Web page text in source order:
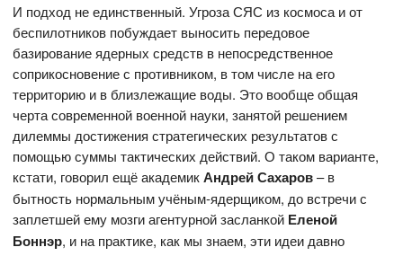
И подход не единственный. Угроза СЯС из космоса и от
беспилотников побуждает выносить передовое
базирование ядерных средств в непосредственное
соприкосновение с противником, в том числе на его
территорию и в близлежащие воды. Это вообще общая
черта современной военной науки, занятой решением
дилеммы достижения стратегических результатов с
помощью суммы тактических действий. О таком варианте,
кстати, говорил ещё академикАндрей Сахаров– в
бытность нормальным учёным-ядерщиком, до встречи с
заплетшей ему мозги агентурной засланкой Еленой
Боннэр, и на практике, как мы знаем, эти идеи давно